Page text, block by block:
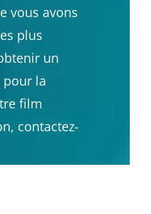
vous avons
plus
un
pour la
film
contactez-